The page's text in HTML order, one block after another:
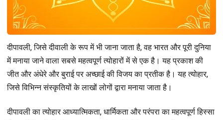
दीपावली, जिसे दीवाली के रूप में भी जाना जाता है, वह भारत और पूरी दुनिया
में मनाया जाने वाला सबसे महत्वपूर्ण त्योहारों में से एक है। यह प्रकाश की
जीत और अंधेरे और बुराई पर अच्छाई की विजय का प्रतीक है। यह त्योहार,
जिसे विभिन्न संस्कृतियों के लाखों लोगों द्वारा मनाया जाता है।
दीपावली का त्योहार आध्यात्मिकता, धार्मिकता और परंपरा का महत्वपूर्ण हिस्सा